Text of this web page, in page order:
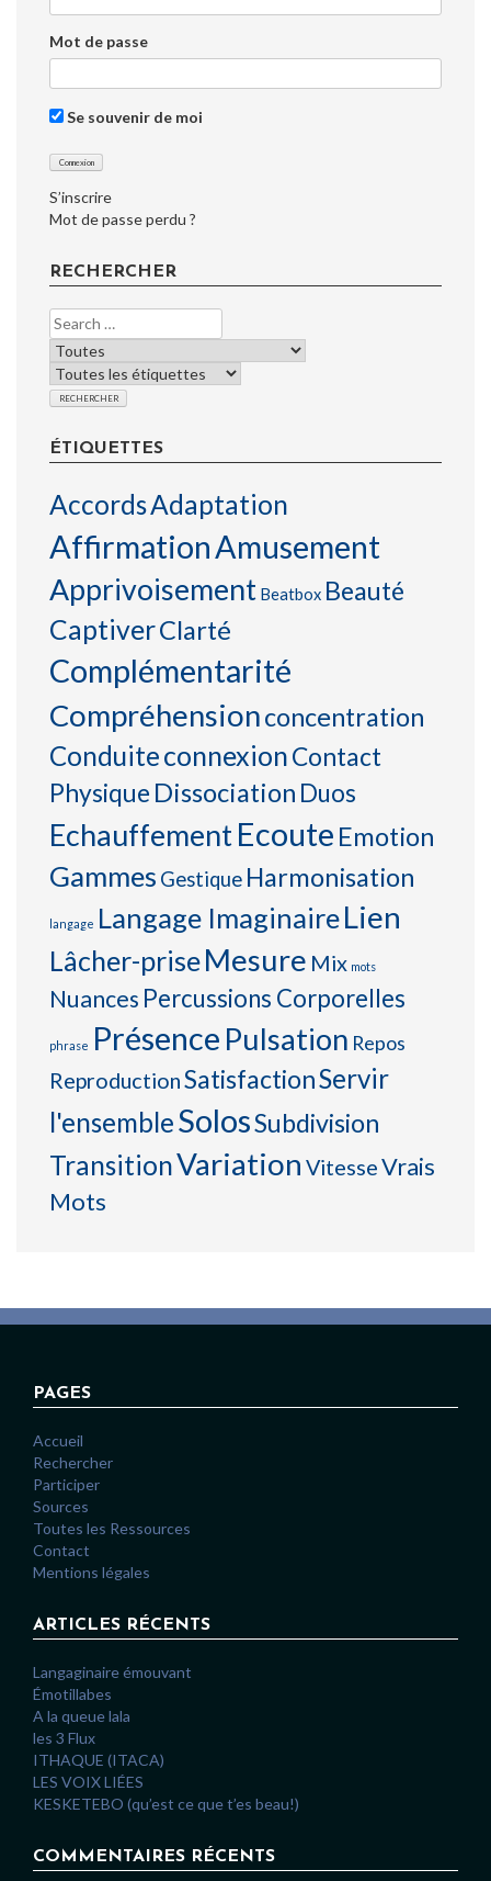
Mot de passe
Se souvenir de moi
S’inscrire
Mot de passe perdu ?
RECHERCHER
ÉTIQUETTES
AccordsAdaptation
AffirmationAmusement
Apprivoisement Beatbox Beauté
CaptiverClarté
Complémentarité
Compréhensionconcentration
ConduiteconnexionContact
Physique Dissociation Duos
EchauffementEcoute Emotion
Gammes Gestique Harmonisation
langage Langage ImaginaireLien
Lâcher-priseMesure Mix mots
Nuances Percussions Corporelles
phrase Présence Pulsation Repos
ReproductionSatisfactionServir
l'ensembleSolosSubdivision
TransitionVariation VitesseVrais
Mots
PAGES
Accueil
Rechercher
Participer
Sources
Toutes les Ressources
Contact
Mentions légales
ARTICLES RÉCENTS
Langaginaire émouvant
Émotillabes
A la queue lala
les 3 Flux
ITHAQUE (ITACA)
LES VOIX LIÉES
KESKETEBO (qu’est ce que t’es beau!)
COMMENTAIRES RÉCENTS